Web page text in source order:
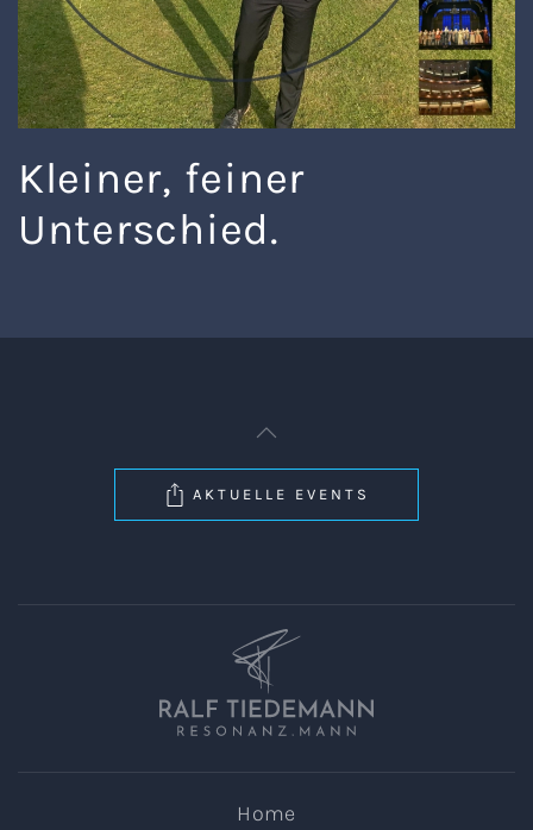
Kleiner, feiner
Unterschied.
AKTUELLE EVENTS
Home